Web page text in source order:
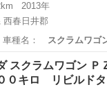
2013年
西春日井郡
種名： スクラムワゴ
その他
スクラムワゴン
０キロ リビルド